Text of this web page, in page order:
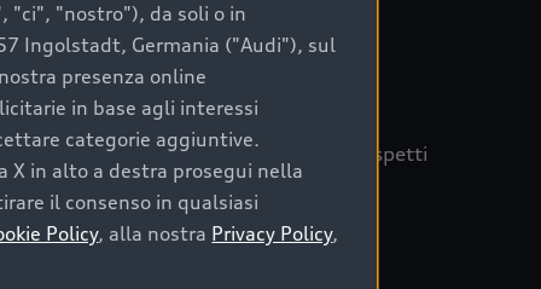
sicuro, è essenziale considerare aspetti
Prima Scelta :plus
"ci", "nostro"), da soli o in
Ingolstadt, Germania ("Audi"), sul
presenza online
in base agli interessi
categorie aggiuntive.
in alto a destra prosegui nella
il consenso in qualsiasi
Policy, alla nostra Privacy Policy,